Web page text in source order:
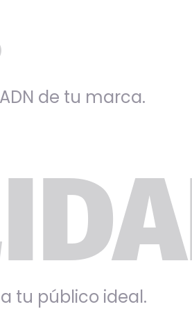
de tu marca.
tu público ideal.